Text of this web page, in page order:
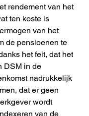
rendement van het
ten koste is
van het
de pensioenen te
het feit, dat het
DSM in de
nadrukkelijk
dat er geen
wordt
van de